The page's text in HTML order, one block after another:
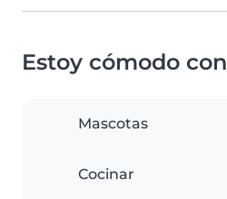
Estoy cómodo con
Mascotas
Cocinar